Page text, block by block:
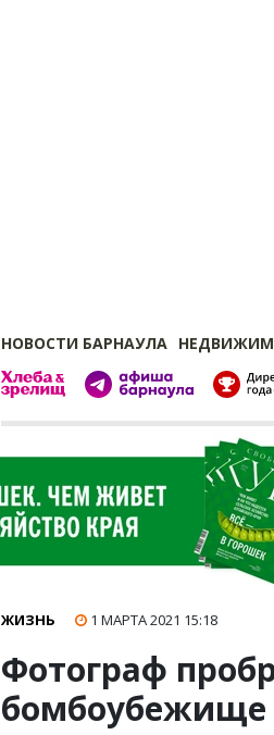
НОВОСТИ БАРНАУЛА
ЖИЗНЬ 1 МАРТА 2021 15:18
Фотограф
бомбоубежище